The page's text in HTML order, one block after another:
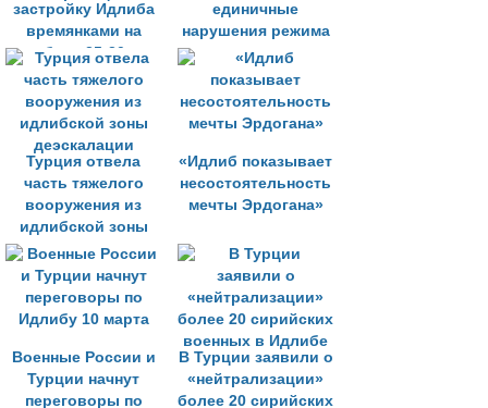
застройку Идлиба
времянками на
глубине 25-30 км
вдоль своих
границ
единичные
нарушения режима
прекращения огня
Турция отвела
часть тяжелого
вооружения из
идлибской зоны
деэскалации
«Идлиб показывает
несостоятельность
мечты Эрдогана»
Военные России и
Турции начнут
переговоры по
В Турции заявили о
«нейтрализации»
более 20 сирийских